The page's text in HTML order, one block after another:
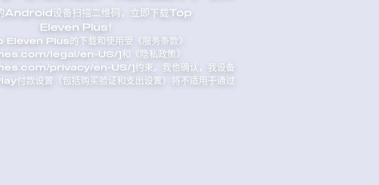
Android设备扫描二维码，立即下载Top
Eleven Plus！
Eleven Plus的下载和使用受《服务条款》
legal/en-US/]和《隐私政策》
privacy/en-US/]约束。我也确认，我设备
付款设置（包括购买验证和支出设置）将不适用于通过